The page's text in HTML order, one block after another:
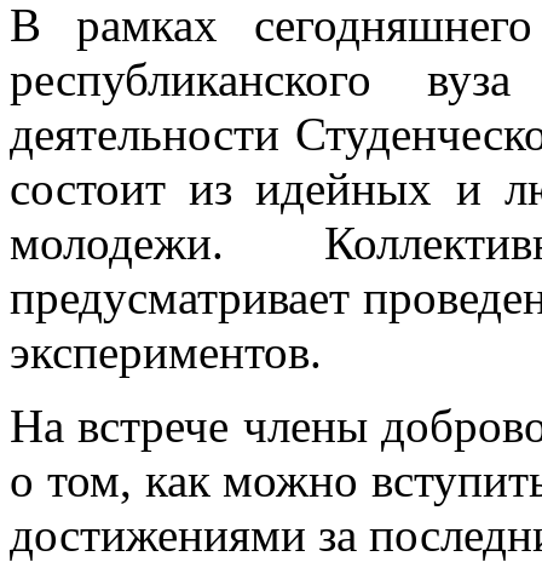
В рамках
республиканского
деятельности
состоит из идейных и
молодежи.
предусматривает
экспериментов.
На встрече члены
о том, как можно
достижениями за